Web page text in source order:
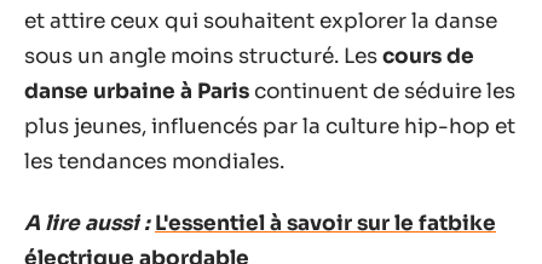
et attire ceux qui souhaitent explorer la danse
sous un angle moins structuré. Lescours de
danse urbaine à Paris continuent de séduire les
plus jeunes, influencés par la culture hip-hop et
les tendances mondiales.
A lire aussi : L'essentiel à savoir sur le fatbike
électrique abordable